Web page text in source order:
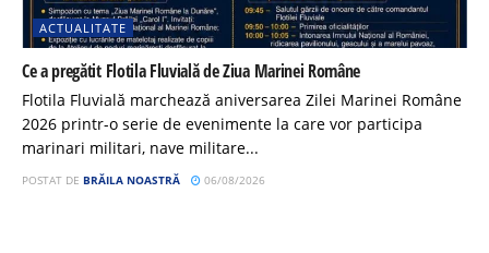
ACTUALITATE
Ce a pregătit Flotila Fluvială de Ziua Marinei Române
Flotila Fluvială marchează aniversarea Zilei Marinei Române
2026 printr-o serie de evenimente la care vor participa
marinari militari, nave militare...
POSTAT DE BRĂILA NOASTRĂ 06/08/2026